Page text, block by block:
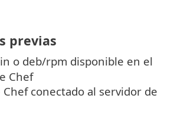
previas
o deb/rpm disponible en el
Chef
conectado al servidor de